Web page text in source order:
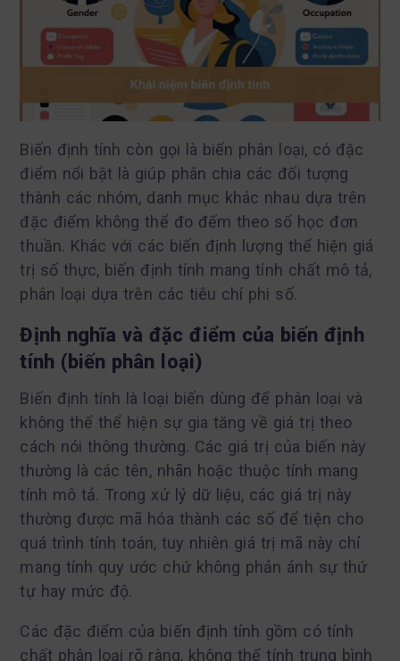
Biến định tính còn gọi là biến phân loại, có đặc
điểm nổi bật là giúp phân chia các đối tượng
thành các nhóm, danh mục khác nhau dựa trên
đặc điểm không thể đo đếm theo số học đơn
thuần. Khác với các biến định lượng thể hiện giá
trị số thực, biến định tính mang tính chất mô tả,
phân loại dựa trên các tiêu chí phi số.
Định nghĩa và đặc điểm của biến định
tính (biến phân loại)
Biến định tính là loại biến dùng để phân loại và
không thể thể hiện sự gia tăng về giá trị theo
cách nói thông thường. Các giá trị của biến này
thường là các tên, nhãn hoặc thuộc tính mang
tính mô tả. Trong xử lý dữ liệu, các giá trị này
thường được mã hóa thành các số để tiện cho
quá trình tính toán, tuy nhiên giá trị mã này chỉ
mang tính quy ước chứ không phản ánh sự thứ
tự hay mức độ.
Các đặc điểm của biến định tính gồm có tính
chất phân loại rõ ràng, không thể tính trung bình